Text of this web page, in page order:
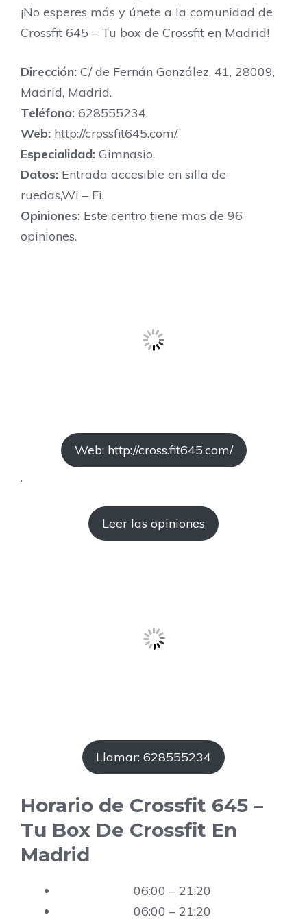
¡No esperes más y únete a la comunidad de
Crossfit 645 – Tu box de Crossfit en Madrid!
Dirección: C/ de Fernán González, 41, 28009,
Madrid, Madrid.
Teléfono: 628555234.
Web: http://crossfit645.com/.
Especialidad: Gimnasio.
Datos: Entrada accesible en silla de
ruedas,Wi – Fi.
Opiniones: Este centro tiene mas de 96
opiniones.
Web: http://cross.fit645.com/
.
Leer las opiniones
Llamar: 628555234
Horario de Crossfit 645 –
Tu Box De Crossfit En
Madrid
06:00 – 21:20
06:00 – 21:20